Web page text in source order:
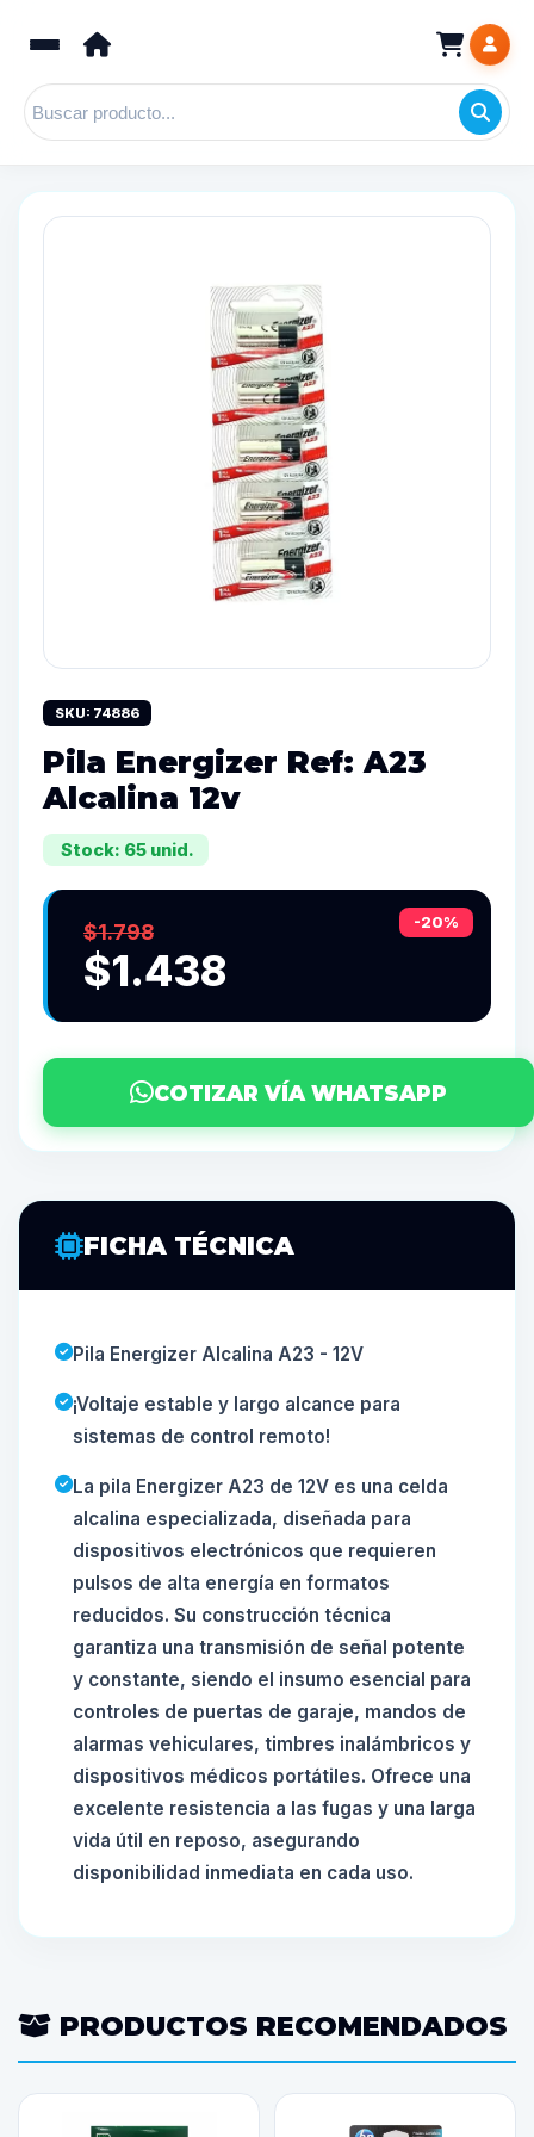
SKU: 74886
Pila Energizer Ref: A23
Alcalina 12v
Stock: 65 unid.
-20%
$1.798
$1.438
COTIZAR VÍA WHATSAPP
FICHA TÉCNICA
Pila Energizer Alcalina A23 - 12V
¡Voltaje estable y largo alcance para
sistemas de control remoto!
La pila Energizer A23 de 12V es una celda
alcalina especializada, diseñada para
dispositivos electrónicos que requieren
pulsos de alta energía en formatos
reducidos. Su construcción técnica
garantiza una transmisión de señal potente
y constante, siendo el insumo esencial para
controles de puertas de garaje, mandos de
alarmas vehiculares, timbres inalámbricos y
dispositivos médicos portátiles. Ofrece una
excelente resistencia a las fugas y una larga
vida útil en reposo, asegurando
disponibilidad inmediata en cada uso.
PRODUCTOS RECOMENDADOS